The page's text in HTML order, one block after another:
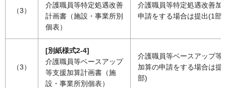
（3）
介護職員等特定処遇改善
計画書（施設・事業所別
個表）
介護職員等特定処遇改善加
申請をする場合は提出(1部)
（3）
[別紙様式2-4]
介護職員等ベースアップ
等支援加算計画書（施
設・事業所別個表）
介護職員等ベースアップ等
加算の申請をする場合は提
部)